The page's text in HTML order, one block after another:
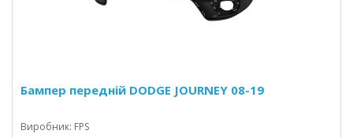
Бампер передній DODGE JOURNEY 08-19
Виробник: FPS